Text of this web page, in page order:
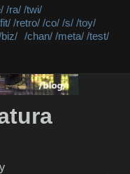
/ra/ /twi/
/retro/ /co/ /s/ /toy/
/chan/ /meta/ /test/